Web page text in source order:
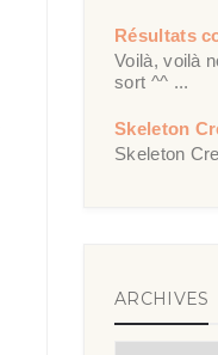
Résultats
Voilà, voilà
sort ^^ ...
Skeleton
Skeleton
ARCHIVES